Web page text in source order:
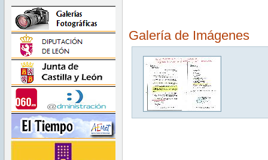
Galería de Imágenes